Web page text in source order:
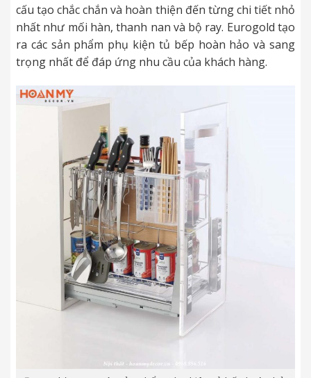
cấu tạo chắc chắn và hoàn thiện đến từng chi tiết nhỏ
nhất như mối hàn, thanh nan và bộ ray. Eurogold tạo
ra các sản phẩm phụ kiện tủ bếp hoàn hảo và sang
trọng nhất để đáp ứng nhu cầu của khách hàng.